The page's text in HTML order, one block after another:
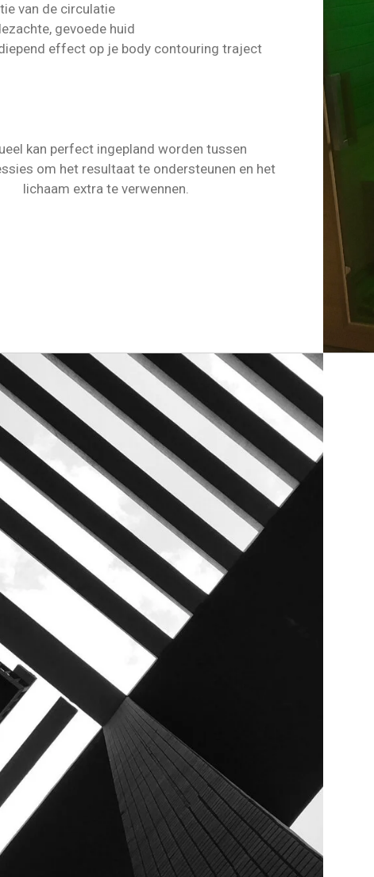
van de circulatie
gevoede huid
effect op je body contouring traject
kan perfect ingepland worden tussen
om het resultaat te ondersteunen en het
lichaam extra te verwennen.